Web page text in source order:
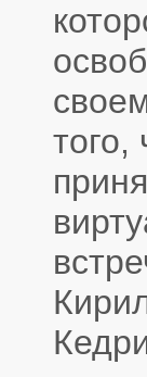
того,